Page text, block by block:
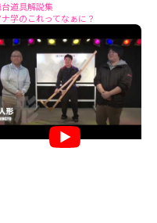
道具解説集
学のこれってなぁに？